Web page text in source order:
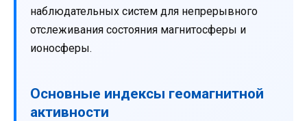
наблюдательных систем для непрерывного
отслеживания состояния магнитосферы и
ионосферы.
Основные индексы геомагнитной
активности